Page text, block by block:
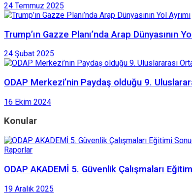
24 Temmuz 2025
Trump’ın Gazze Planı’nda Arap Dünyasının
24 Şubat 2025
ODAP Merkezi’nin Paydaş olduğu 9.
16 Ekim 2024
Konular
Raporlar
ODAP AKADEMİ 5. Güvenlik Çalışmaları
19 Aralık 2025